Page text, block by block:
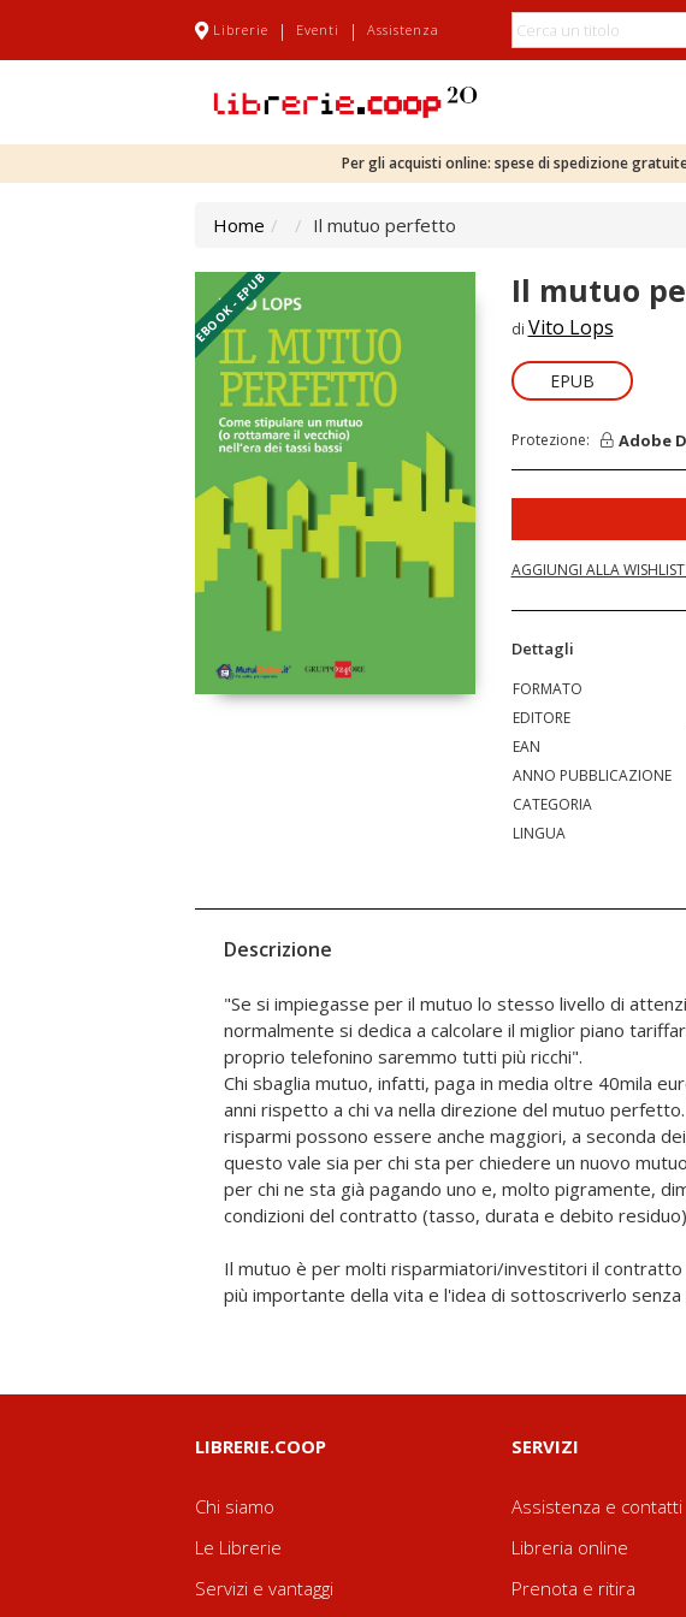
Librerie | Eventi | Assistenza
Per gli acquisti online: spese di spedizione
Home Il mutuo perfetto
EBOOK - EPUB Il mutuo
di Vito Lops
EPUB
Protezione: Adobe
AGGIUNGI ALLA WISHLIST
Dettagli
FORMATO
EDITORE
EAN
ANNO PUBBLICAZIONE
CATEGORIA
LINGUA
Descrizione
"Se si impiegasse per il mutuo lo stesso livello di
normalmente si dedica a calcolare il miglior piano
proprio telefonino saremmo tutti più ricchi".
Chi sbaglia mutuo, infatti, paga in media oltre 40mila
anni rispetto a chi va nella direzione del mutuo
risparmi possono essere anche maggiori, a seconda dei
questo vale sia per chi sta per chiedere un nuovo
per chi ne sta già pagando uno e, molto pigramente,
condizioni del contratto (tasso, durata e debito
Il mutuo è per molti risparmiatori/investitori il contratto
più importante della vita e l'idea di sottoscriverlo senza
LIBRERIE.COOP
Chi siamo
Le Librerie
Servizi e vantaggi
SERVIZI
Assistenza e contatti
Libreria online
Prenota e ritira